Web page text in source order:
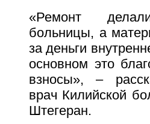
«Ремонт
больницы, а
за деньги
основном это
взносы», –
врач Килийской
Штегеран.